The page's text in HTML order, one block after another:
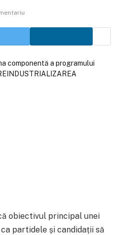
obiectivul principal unei
partidele și candidații să